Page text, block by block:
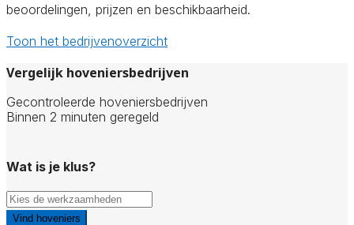
beoordelingen, prijzen en beschikbaarheid.
Toon het bedrijvenoverzicht
Vergelijk hoveniersbedrijven
Gecontroleerde hoveniersbedrijven
Binnen 2 minuten geregeld
Wat is je klus?
Vind hoveniers